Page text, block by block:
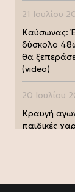
21 Ιουλίου
Καύσωνας:
δύσκολο
θα
(video)
20 Ιουλίου
Κραυγή
παιδικές